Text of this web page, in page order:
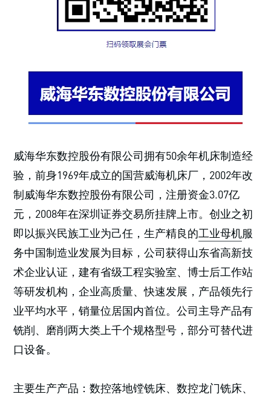
威海华东数控股份有限公司拥有50余年机床制造经
验，前身1969年成立的国营威海机床厂，2002年改
制威海华东数控股份有限公司，注册资金3.07亿
元，2008年在深圳证券交易所挂牌上市。创业之初
即以振兴民族工业为己任，生产精良的工业母机服
务中国制造业发展为目标，公司获得山东省高新技
术企业认证，建有省级工程实验室、博士后工作站
等研发机构，企业高质量、快速发展，产品领先行
业平均水平，销量位居国内首位。公司主导产品有
铣削、磨削两大类上千个规格型号，部分可替代进
口设备。
主要生产产品：数控落地镗铣床、数控龙门铣床、